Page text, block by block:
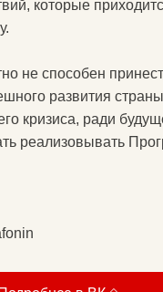
которые
не способен
развития
кризиса, ради
реализовывать